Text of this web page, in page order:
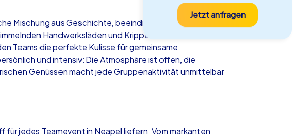
500
Neapel
1,5-2,0 h 15-1,000
Mischung aus Geschichte, beeindruckenden Aussichten
Handwerksläden und Krippenateliers in San
Teams die perfekte Kulisse für gemeinsame
und intensiv: Die Atmosphäre ist offen, die
Genüssen macht jede Gruppenaktivität unmittelbar
jedes Teamevent in Neapel liefern. Vom markanten
Jetzt anfragen